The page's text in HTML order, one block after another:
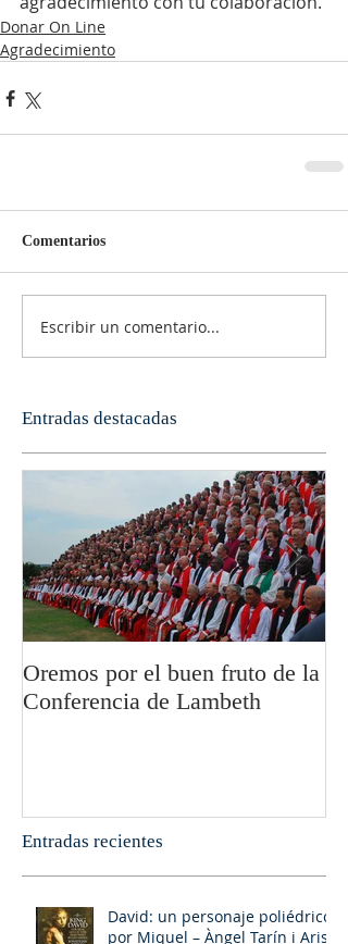
Donar On Line
Agradecimiento
Comentarios
Escribir un comentario...
Entradas destacadas
Oremos por el buen fruto de la
Conferencia de Lambeth
Entradas recientes
David: un personaje poliédrico,
por Miquel – Àngel Tarín i Arisó